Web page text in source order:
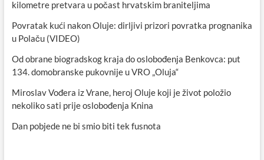
kilometre pretvara u počast hrvatskim braniteljima
Povratak kući nakon Oluje: dirljivi prizori povratka prognanika
u Polaču (VIDEO)
Od obrane biogradskog kraja do oslobođenja Benkovca: put
134. domobranske pukovnije u VRO „Oluja“
Miroslav Vođera iz Vrane, heroj Oluje koji je život položio
nekoliko sati prije oslobođenja Knina
Dan pobjede ne bi smio biti tek fusnota